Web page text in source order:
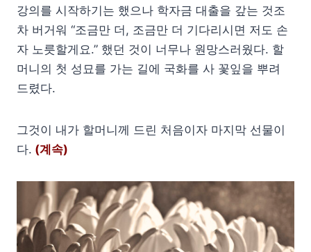
강의를 시작하기는 했으나 학자금 대출을 갚는 것조
차 버거워 “조금만 더, 조금만 더 기다리시면 저도 손
자 노릇할게요.” 했던 것이 너무나 원망스러웠다. 할
머니의 첫 성묘를 가는 길에 국화를 사 꽃잎을 뿌려
드렸다.
그것이 내가 할머니께 드린 처음이자 마지막 선물이
다. (계속)